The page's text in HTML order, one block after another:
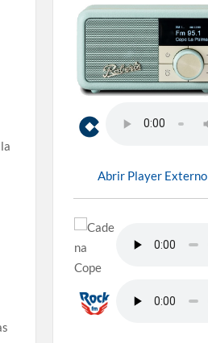
Abrir Player Externo